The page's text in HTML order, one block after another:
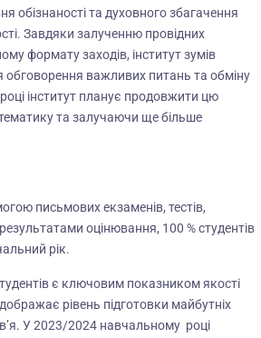
обізнаності та духовного збагачення
Завдяки залученню провідних
формату заходів, інститут зумів
важливих питань та обміну
інститут планує продовжити цю
та залучаючи ще більше
письмових екзаменів, тестів,
оцінювання, 100 % студентів
рік.
є ключовим показником якості
рівень підготовки майбутніх
У 2023/2024 навчальному році